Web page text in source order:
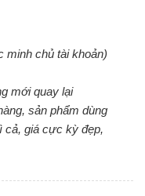
minh chủ tài khoản)
mới quay lại
sản phẩm dùng
cả, giá cực kỳ đẹp,